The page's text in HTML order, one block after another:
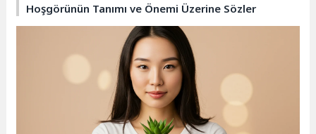
Hoşgörünün Tanımı ve Önemi Üzerine Sözler